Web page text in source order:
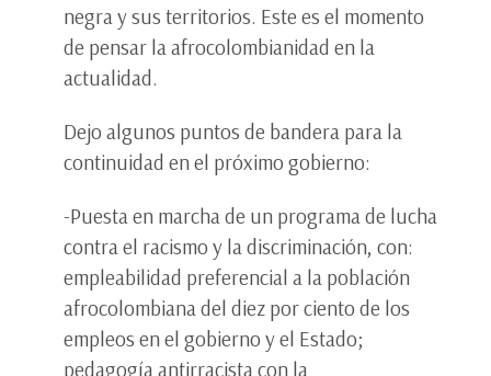
negra y sus territorios. Este es el momento
de pensar la afrocolombianidad en la
actualidad.
Dejo algunos puntos de bandera para la
continuidad en el próximo gobierno:
-Puesta en marcha de un programa de lucha
contra el racismo y la discriminación, con:
empleabilidad preferencial a la población
afrocolombiana del diez por ciento de los
empleos en el gobierno y el Estado;
pedagogía antirracista con la